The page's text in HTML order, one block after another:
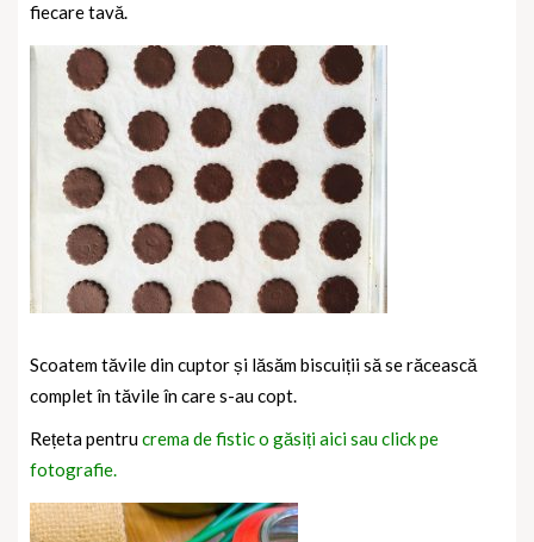
fiecare tavă.
Scoatem tăvile din cuptor și lăsăm biscuiții să se răcească
complet în tăvile în care s-au copt.
Rețeta pentrucrema de fistic o găsiți aici sau click pe
fotografie.